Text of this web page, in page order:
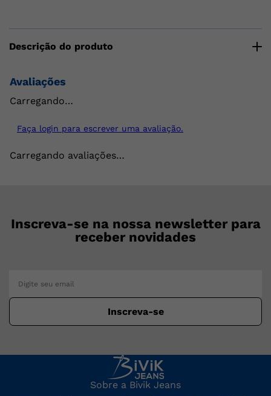
Descrição do produto
Avaliações
Carregando…
Faça login para escrever uma avaliação.
Carregando avaliações…
Inscreva-se na nossa newsletter para
receber novidades
Inscreva-se
Sobre a Bivik Jeans